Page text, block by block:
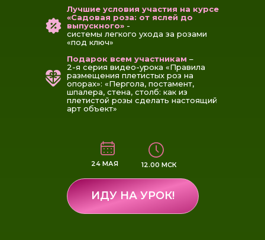
Лучшие условия участия на курсе
«Садовая роза: от яслей до
выпускного» -
системы легкого ухода за розами
«под ключ»
Подарок всем участникам –
2-я серия видео-урока «Правила
размещения плетистых роз на
опорах»: «Пергола, постамент,
шпалера, стена, столб: как из
плетистой розы сделать настоящий
арт объект»
12.00 МСК
24 МАЯ
ИДУ НА УРОК!